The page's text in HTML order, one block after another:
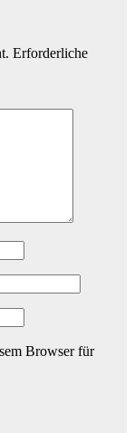
Erforderliche
Browser für